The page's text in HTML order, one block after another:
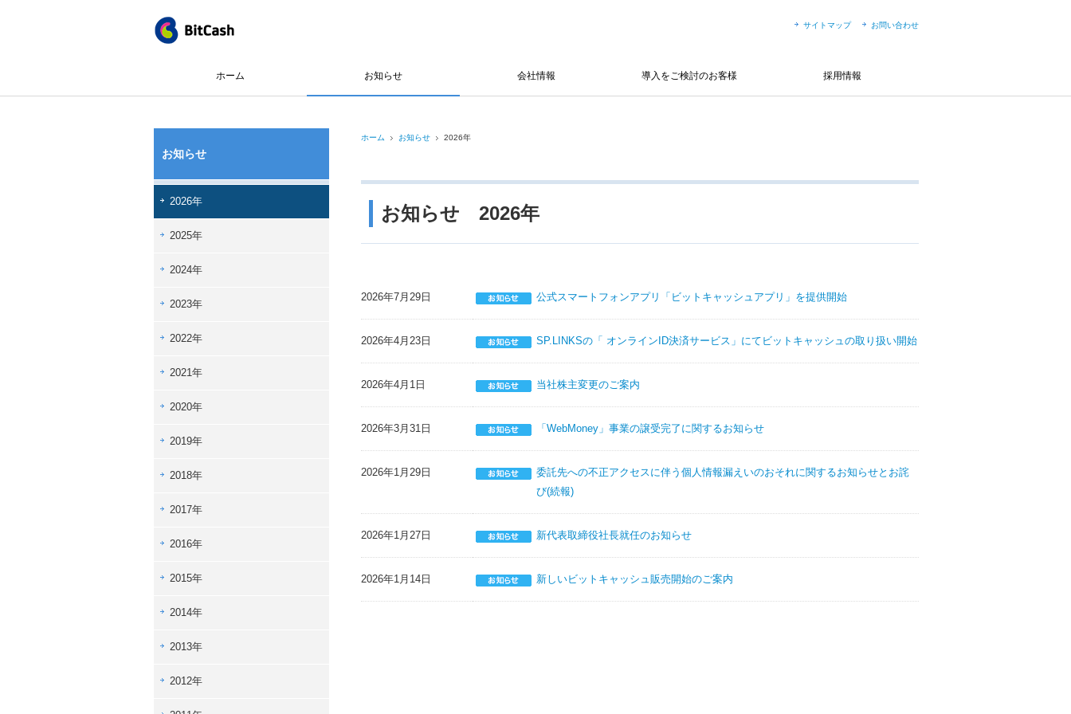
サイトマップ お問い合わせ
ホーム お知らせ 会社情報 導入をご検討のお客様 採用情報
お知らせ
2026年
2025年
2024年
2023年
2022年
2021年
2020年
2019年
2018年
2017年
2016年
2015年
2014年
2013年
2012年
ホーム お知らせ 2026年
お知らせ 2026年
2026年7月29日 公式スマートフォンアプリ「ビットキャッシュアプリ」を提供開始
2026年4月23日 SP.LINKSの「 オンラインID決済サービス」にてビットキャッシュの取り扱い開始
2026年4月1日 当社株主変更のご案内
2026年3月31日 「WebMoney」事業の譲受完了に関するお知らせ
2026年1月29日
委託先への不正アクセスに伴う個人情報漏えいのおそれに関するお知らせとお詫
び(続報)
2026年1月27日 新代表取締役社長就任のお知らせ
2026年1月14日 新しいビットキャッシュ販売開始のご案内